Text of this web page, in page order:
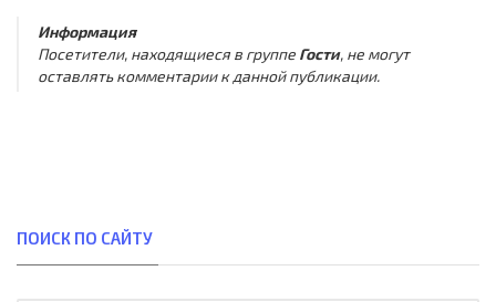
Информация
Посетители, находящиеся в группе Гости, не могут
оставлять комментарии к данной публикации.
ПОИСК ПО САЙТУ